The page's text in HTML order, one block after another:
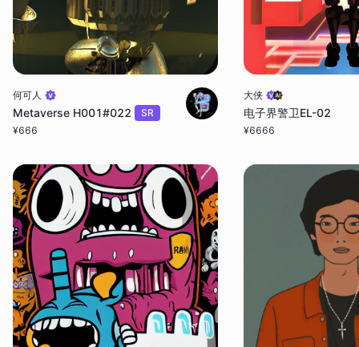
何可人
Metaverse H001#022
SR
¥666
大侠
电子界警卫EL-02
¥6666